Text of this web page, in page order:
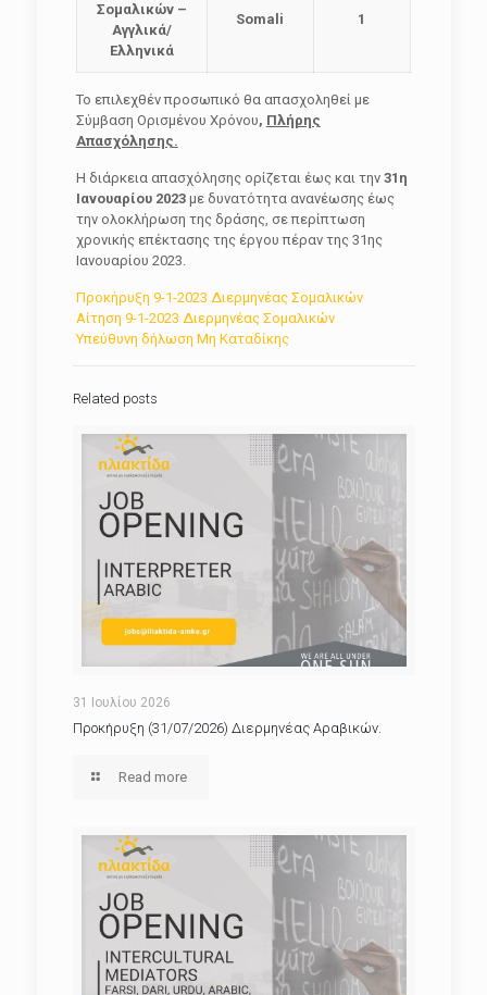
Σομαλικών –
Αγγλικά/
Ελληνικά
Somali 1
Το επιλεχθέν προσωπικό θα απασχοληθεί με
Σύμβαση Ορισμένου Χρόνου, Πλήρης
Απασχόλησης.
Η διάρκεια απασχόλησης ορίζεται έως και την 31η
Ιανουαρίου 2023με δυνατότητα ανανέωσης έως
την ολοκλήρωση της δράσης, σε περίπτωση
χρονικής επέκτασης της έργου πέραν της 31ης
Ιανουαρίου 2023.
Προκήρυξη 9-1-2023 Διερμηνέας Σομαλικών
Αίτηση 9-1-2023 Διερμηνέας Σομαλικών
Υπεύθυνη δήλωση Μη Καταδίκης
Related posts
31 Ιουλίου 2026
Προκήρυξη (31/07/2026) Διερμηνέας Αραβικών.
Read more